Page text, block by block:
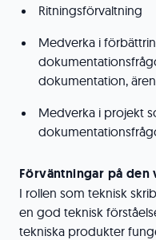
Ritningsförvaltning
Medverka i
dokumentation,
Medverka i projekt
Förväntningar på den
I rollen som teknisk
en god teknisk
tekniska produkter